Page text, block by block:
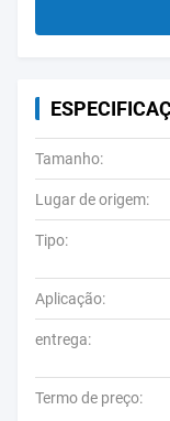
Tamanho:
Lugar de origem:
Tipo:
Aplicação:
entrega:
Termo de preço: